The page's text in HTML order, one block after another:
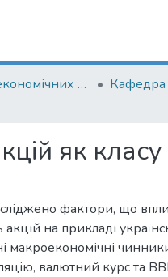
Факультет економічних наук Кафедра
як класу
фактори, що
акцій на прикладі
макроекономічні
валютний курс та